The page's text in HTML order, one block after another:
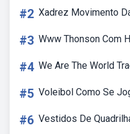
#2 Xadrez Movimento
#3 Www Thonson Com
#4 We Are The World
#5 Voleibol Como Se
#6 Vestidos De